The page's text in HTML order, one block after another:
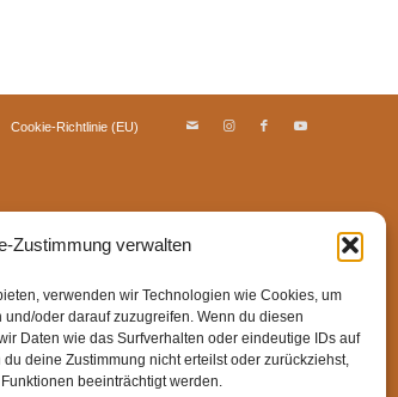
Zustimmung verwalten
verwenden wir Technologien wie Cookies, um
oder darauf zuzugreifen. Wenn du diesen
Daten wie das Surfverhalten oder eindeutige IDs auf
deine Zustimmung nicht erteilst oder zurückziehst,
beeinträchtigt werden.
Cookie-Richtlinie (EU)